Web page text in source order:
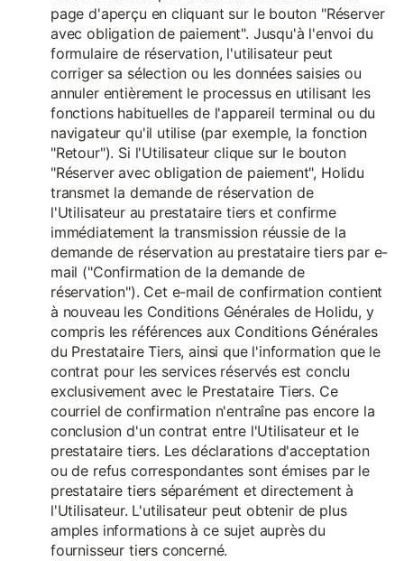
page d'aperçu en cliquant sur le bouton "Réserver
avec obligation de paiement". Jusqu'à l'envoi du
formulaire de réservation, l'utilisateur peut
corriger sa sélection ou les données saisies ou
annuler entièrement le processus en utilisant les
fonctions habituelles de l'appareil terminal ou du
navigateur qu'il utilise (par exemple, la fonction
"Retour"). Si l'Utilisateur clique sur le bouton
"Réserver avec obligation de paiement", Holidu
transmet la demande de réservation de
l'Utilisateur au prestataire tiers et confirme
immédiatement la transmission réussie de la
demande de réservation au prestataire tiers par e-
mail ("Confirmation de la demande de
réservation"). Cet e-mail de confirmation contient
à nouveau les Conditions Générales de Holidu, y
compris les références aux Conditions Générales
du Prestataire Tiers, ainsi que l'information que le
contrat pour les services réservés est conclu
exclusivement avec le Prestataire Tiers. Ce
courriel de confirmation n'entraîne pas encore la
conclusion d'un contrat entre l'Utilisateur et le
prestataire tiers. Les déclarations d'acceptation
ou de refus correspondantes sont émises par le
prestataire tiers séparément et directement à
l'Utilisateur. L'utilisateur peut obtenir de plus
amples informations à ce sujet auprès du
fournisseur tiers concerné.